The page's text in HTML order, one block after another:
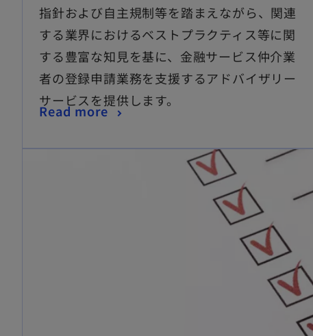
指針および自主規制等を踏まえながら、関連
する業界におけるベストプラクティス等に関
する豊富な知見を基に、金融サービス仲介業
者の登録申請業務を支援するアドバイザリー
サービスを提供します。
Read more